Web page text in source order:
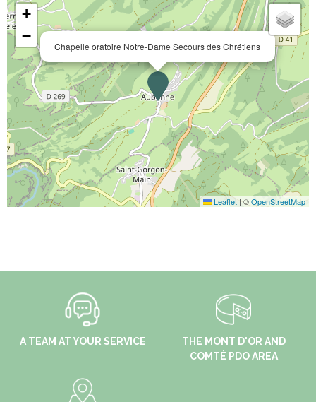
Chapelle oratoire Notre-Dame Secours des Chrétiens
+
−
Leaflet | ©OpenStreetMap
A TEAM AT YOUR SERVICE
THE MONT D'OR AND
COMTÉ PDO AREA